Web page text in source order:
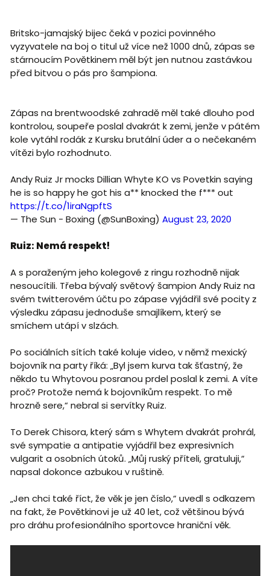
Britsko-jamajský bijec čeká v pozici povinného
vyzyvatele na boj o titul už více než 1000 dnů, zápas se
stárnoucím Povětkinem měl být jen nutnou zastávkou
před bitvou o pás pro šampiona.
Zápas na brentwoodské zahradě měl také dlouho pod
kontrolou, soupeře poslal dvakrát k zemi, jenže v pátém
kole vytáhl rodák z Kursku brutální úder a o nečekaném
vítězi bylo rozhodnuto.
Andy Ruiz Jr mocks Dillian Whyte KO vs Povetkin saying
he is so happy he got his a** knocked the f*** out
https://t.co/1iraNgpftS
— The Sun - Boxing (@SunBoxing) August 23, 2020
Ruiz: Nemá respekt!
A s poraženým jeho kolegové z ringu rozhodně nijak
nesoucítili. Třeba bývalý světový šampion Andy Ruiz na
svém twitterovém účtu po zápase vyjádřil své pocity z
výsledku zápasu jednoduše smajlíkem, který se
smíchem utápí v slzách.
Po sociálních sítích také koluje video, v němž mexický
bojovník na party říká: „Byl jsem kurva tak šťastný, že
někdo tu Whytovou posranou prdel poslal k zemi. A víte
proč? Protože nemá k bojovníkům respekt. To mě
hrozně sere,“ nebral si servítky Ruiz.
To Derek Chisora, který sám s Whytem dvakrát prohrál,
své sympatie a antipatie vyjádřil bez expresivních
vulgarit a osobních útoků. „Můj ruský příteli, gratuluji,“
napsal dokonce azbukou v ruštině.
„Jen chci také říct, že věk je jen číslo,“ uvedl s odkazem
na fakt, že Povětkinovi je už 40 let, což většinou bývá
pro dráhu profesionálního sportovce hraniční věk.